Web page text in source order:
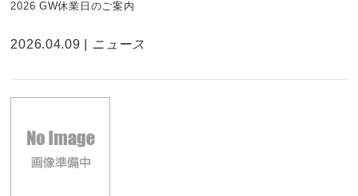
2026 GW休業日のご案内
2026.04.09 | ニュース